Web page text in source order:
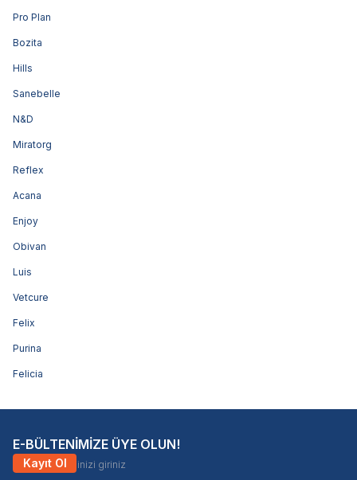
Pro Plan
Bozita
Hills
Sanebelle
N&D
Miratorg
Reflex
Acana
Enjoy
Obivan
Luis
Vetcure
Felix
Purina
Felicia
E-BÜLTENİMİZE ÜYE OLUN!
Kayıt Ol